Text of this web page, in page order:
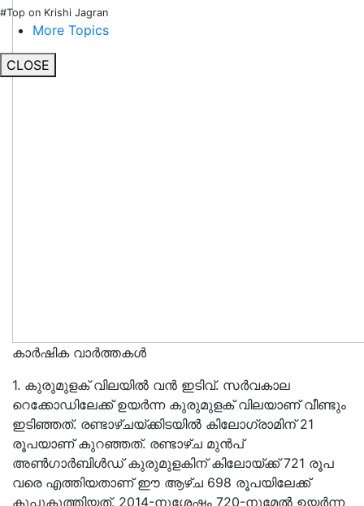
#Top on Krishi Jagran
More Topics
CLOSE
കാർഷിക വാർത്തകൾ
1. കുരുമുളക് വിലയിൽ വൻ ഇടിവ്. സർവകാല
റെക്കോഡിലേക്ക് ഉയർന്ന കുരുമുളക് വിലയാണ് വീണ്ടും
ഇടിഞ്ഞത്. രണ്ടാഴ്ചയ്ക്കിടയിൽ കിലോഗ്രാമിന് 21
രൂപയാണ് കുറഞ്ഞത്. രണ്ടാഴ്ച മുൻപ്‌
അൺഗാർബിൾഡ് കുരുമുളകിന് കിലോയ്ക്ക് 721 രൂപ
വരെ എത്തിയതാണ് ഈ ആഴ്ച 698 രൂപയിലേക്ക്
കൂപ്പുകുത്തിയത്. 2014-നുശേഷം 720-നുമേൽ ഉയർന്ന